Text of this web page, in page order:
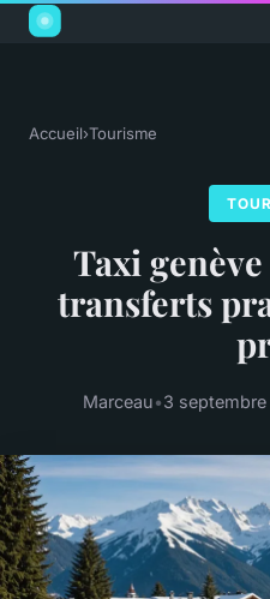
Accueil›Tourisme
Taxi
transferts
Marceau•3